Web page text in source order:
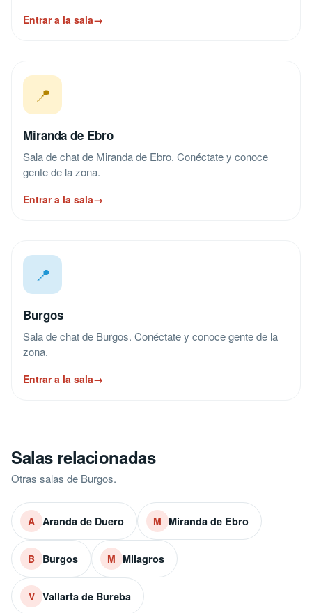
Entrar a la sala→
📍
Miranda de Ebro
Sala de chat de Miranda de Ebro. Conéctate y conoce
gente de la zona.
Entrar a la sala→
📍
Burgos
Sala de chat de Burgos. Conéctate y conoce gente de la
zona.
Entrar a la sala→
Salas relacionadas
Otras salas de Burgos.
A Aranda de Duero M Miranda de Ebro
B Burgos M Milagros
V Vallarta de Bureba